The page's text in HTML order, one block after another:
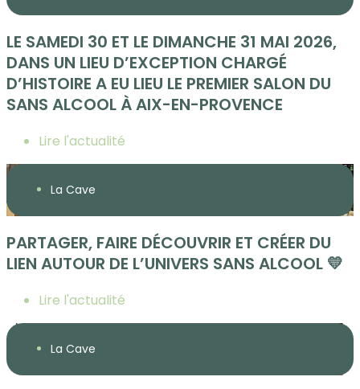
LE SAMEDI 30 ET LE DIMANCHE 31 MAI 2026,
DANS UN LIEU D’EXCEPTION CHARGÉ
D’HISTOIRE A EU LIEU LE PREMIER SALON DU
SANS ALCOOL À AIX-EN-PROVENCE
Lire l'actualité
La Cave
PARTAGER, FAIRE DÉCOUVRIR ET CRÉER DU
LIEN AUTOUR DE L’UNIVERS SANS ALCOOL 💛
Lire l'actualité
La Cave